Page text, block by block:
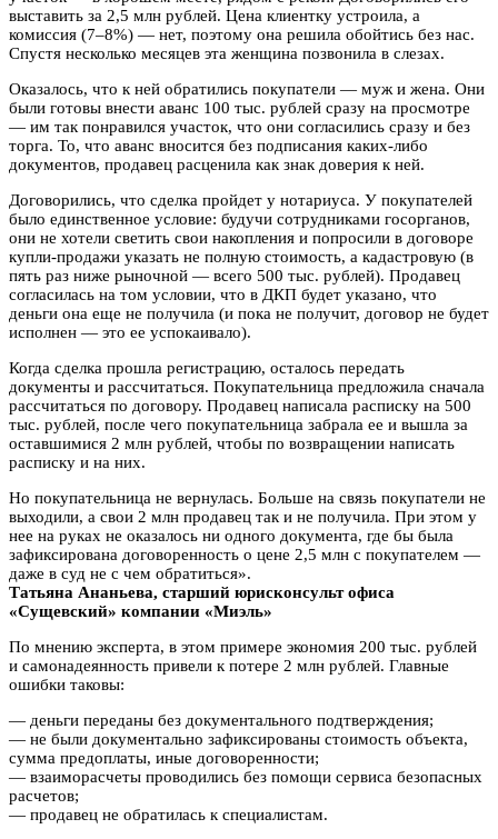
выставить за 2,5 млн рублей. Цена клиентку устроила, а
комиссия (7–8%) — нет, поэтому она решила обойтись без нас.
Спустя несколько месяцев эта женщина позвонила в слезах.
Оказалось, что к ней обратились покупатели — муж и жена. Они
были готовы внести аванс 100 тыс. рублей сразу на просмотре
— им так понравился участок, что они согласились сразу и без
торга. То, что аванс вносится без подписания каких-либо
документов, продавец расценила как знак доверия к ней.
Договорились, что сделка пройдет у нотариуса. У покупателей
было единственное условие: будучи сотрудниками госорганов,
они не хотели светить свои накопления и попросили в договоре
купли-продажи указать не полную стоимость, а кадастровую (в
пять раз ниже рыночной — всего 500 тыс. рублей). Продавец
согласилась на том условии, что в ДКП будет указано, что
деньги она еще не получила (и пока не получит, договор не будет
исполнен — это ее успокаивало).
Когда сделка прошла регистрацию, осталось передать
документы и рассчитаться. Покупательница предложила сначала
рассчитаться по договору. Продавец написала расписку на 500
тыс. рублей, после чего покупательница забрала ее и вышла за
оставшимися 2 млн рублей, чтобы по возвращении написать
расписку и на них.
Но покупательница не вернулась. Больше на связь покупатели не
выходили, а свои 2 млн продавец так и не получила. При этом у
нее на руках не оказалось ни одного документа, где бы была
зафиксирована договоренность о цене 2,5 млн с покупателем —
даже в суд не с чем обратиться».
Татьяна Ананьева, старший юрисконсульт офиса
«Сущевский» компании «Миэль»
По мнению эксперта, в этом примере экономия 200 тыс. рублей
и самонадеянность привели к потере 2 млн рублей. Главные
ошибки таковы:
— деньги переданы без документального подтверждения;
— не были документально зафиксированы стоимость объекта,
сумма предоплаты, иные договоренности;
— взаиморасчеты проводились без помощи сервиса безопасных
расчетов;
— продавец не обратилась к специалистам.